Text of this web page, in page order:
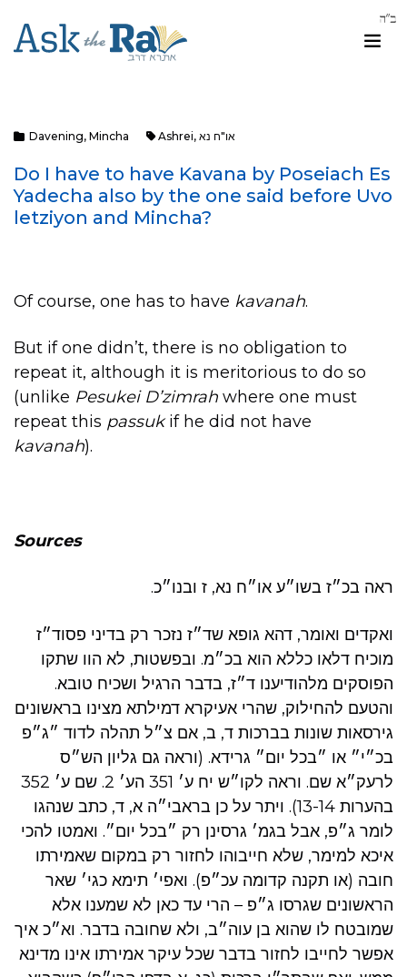
Davening, Mincha Ashrei, או"ח נא
Do I have to have Kavana by Poseiach Es
Yadecha also by the one said before Uvo
letziyon and Mincha?
Of course, one has to have kavanah.
But if one didn’t, there is no obligation to
repeat it, although it is meritorious to do so
(unlike Pesukei D’zimrah where one must
repeat this passukif he did not have
kavanah).
Sources
ראה בכ״ז בשו״ע או״ח נא, ז ובנו״כ.
ואקדים ואומר, דהא גופא שד״ז נזכר רק בדיני פסוד״ז
מוכיח דלאו כללא הוא בכ״מ. ובפשטות, לא הוו שתקו
הפוסקים מלהודיענו ד״ז, בדבר הרגיל ושכיח טובא.
והטעם להחילוק, שהרי אעיקרא דמילתא מצינו בראשונים
גירסאות שונות בברכות ד, ב, אם צ״ל תהלה לדוד ״ג״פ
בכ״י״ או ״בכל יום״ גרידא. (וראה גם גליון הש״ס
לרעק״א שם. וראה לקו״ש יח ע׳ 351 הע׳ 2. שם ע׳ 352
בהערות 13-14). ויתר על כן בראבי״ה א, ד, כתב שנהגו
לומר ג״פ, אבל בגמ׳ גרסינן רק ״בכל יום״. ואמטו להכי
איכא למימר, שלא חייבוהו לחזור רק במקום שאמירתו
חובה (או תקנה קדומה עכ״פ). ואפי׳ תימא כגי׳ שאר
הראשונים שגרסו ג״פ – הרי עד כאן לא שמענו אלא
שמובטח לו שהוא בן עוה״ב, ולא שחובה בדבר. וא״כ איך
אפשר לחייבו לחזור בדבר שכל עיקר אמירתו אינו מדינא